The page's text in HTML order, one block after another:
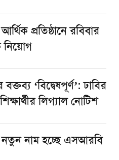
প্রতিষ্ঠানে রবিবার
নিয়োগ
‘বিদ্বেষপূর্ণ’: ঢাবির
লিগ্যাল নোটিশ
নতুন নাম হচ্ছে এসআরবি